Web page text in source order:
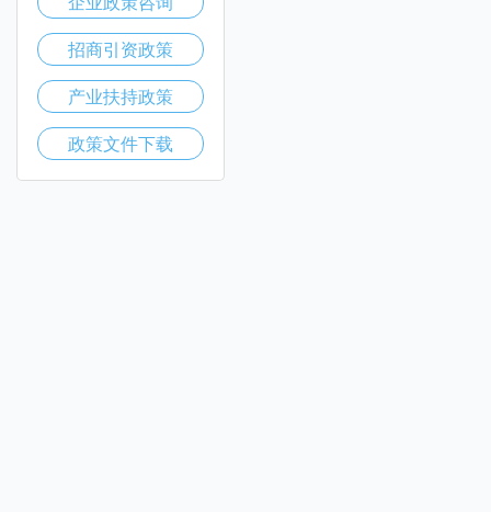
招商引资政策
产业扶持政策
政策文件下载